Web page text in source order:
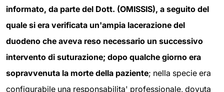
informato, da parte del Dott. (OMISSIS), a seguito del
quale si era verificata un'ampia lacerazione del
duodeno che aveva reso necessario un successivo
intervento di suturazione; dopo qualche giorno era
sopravvenuta la morte della paziente; nella specie era
configurabile una responsabilita' professionale, dovuta